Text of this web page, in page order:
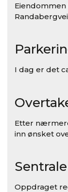
I dag er det
Etter
inn ønsket
Oppdraget